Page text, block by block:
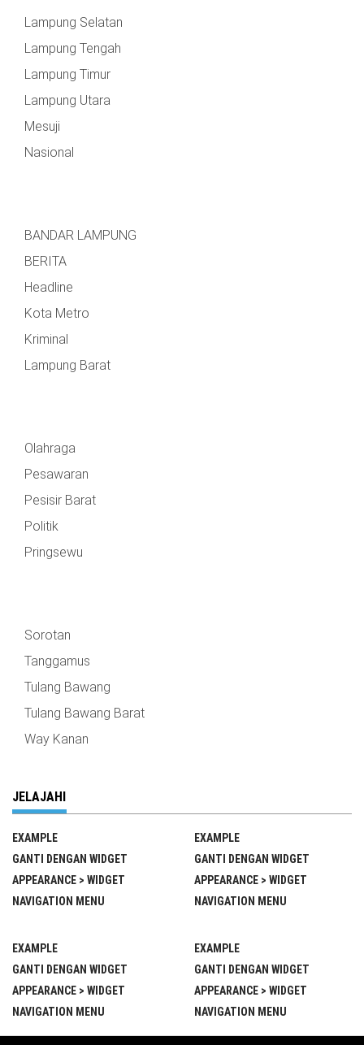
Lampung Selatan
Lampung Tengah
Lampung Timur
Lampung Utara
Mesuji
Nasional
BANDAR LAMPUNG
BERITA
Headline
Kota Metro
Kriminal
Lampung Barat
Olahraga
Pesawaran
Pesisir Barat
Politik
Pringsewu
Sorotan
Tanggamus
Tulang Bawang
Tulang Bawang Barat
Way Kanan
JELAJAHI
EXAMPLE
GANTI DENGAN WIDGET
APPEARANCE > WIDGET
NAVIGATION MENU
EXAMPLE
GANTI DENGAN WIDGET
APPEARANCE > WIDGET
NAVIGATION MENU
EXAMPLE
GANTI DENGAN WIDGET
APPEARANCE > WIDGET
NAVIGATION MENU
EXAMPLE
GANTI DENGAN WIDGET
APPEARANCE > WIDGET
NAVIGATION MENU